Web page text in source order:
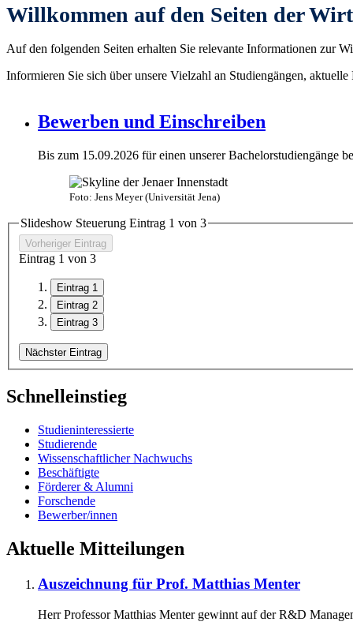
Willkommen auf den Seiten der
Auf den folgenden Seiten erhalten Sie relevante Informationen zur
Informieren Sie sich über unsere Vielzahl an Studiengängen,
Bewerben und Einschreiben
Bis zum 15.09.2026 für einen unserer Bachelorstudiengänge
Foto: Jens Meyer (Universität Jena)
Slideshow Steuerung Eintrag 1 von 3
Vorheriger Eintrag
Eintrag 1 von 3
Eintrag 1
Eintrag 2
Eintrag 3
Nächster Eintrag
Schnelleinstieg
Studien­interessierte
Studierende
Wissenschaft­licher Nachwuchs
Beschäftigte
Förderer & Alumni
Forschende
Bewerber/innen
Aktuelle Mitteilungen
Auszeichnung für Prof. Matthias Menter
Herr Professor Matthias Menter gewinnt auf der R&D